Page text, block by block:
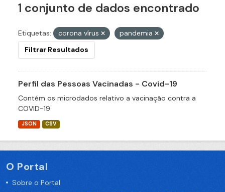
1 conjunto de dados encontrado
Etiquetas: corona vírus
pandemia
Filtrar Resultados
Perfil das Pessoas Vacinadas - Covid-19
Contém os microdados relativo a vacinação contra a
COVID-19
JSON CSV
O Portal
Sobre o Portal